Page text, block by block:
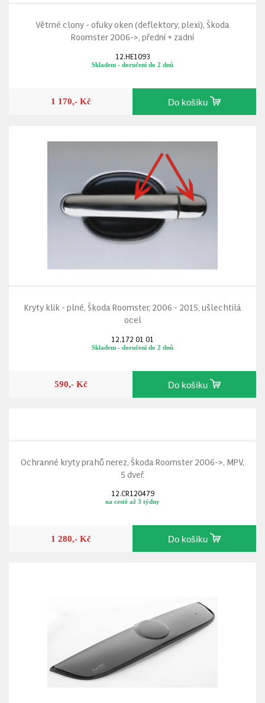
Větrné clony - ofuky oken (deflektory, plexi), Škoda
Roomster 2006->, přední + zadní
12.HE1093
Skladem - doručení do 2 dnů
1 170,- Kč Do košíku
Kryty klik - plné, Škoda Roomster, 2006 - 2015, ušlechtilá
ocel
12.172 01 01
Skladem - doručení do 2 dnů
590,- Kč Do košíku
Ochranné kryty prahů nerez, Škoda Roomster 2006->, MPV,
5 dveř.
12.CR120479
na cestě až 3 týdny
1 280,- Kč Do košíku